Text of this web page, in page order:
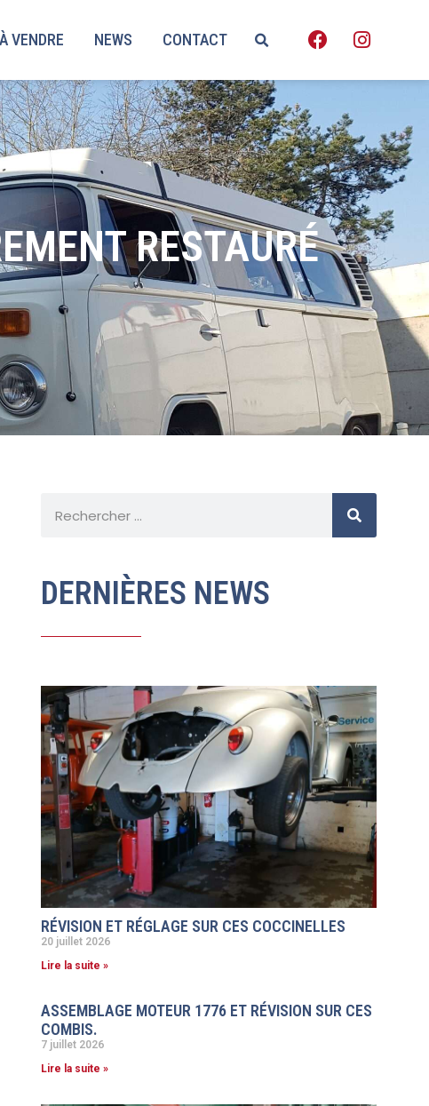
VENDRE NEWS CONTACT
RESTAURÉ
DERNIÈRES NEWS
RÉVISION ET RÉGLAGE SUR CES COCCINELLES
20 juillet 2026
Lire la suite »
ASSEMBLAGE MOTEUR 1776 ET RÉVISION SUR CES
COMBIS.
7 juillet 2026
Lire la suite »